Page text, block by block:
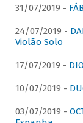
31/07/2019 -
24/07/2019 -
Violão Solo
17/07/2019 -
10/07/2019 -
03/07/2019 -